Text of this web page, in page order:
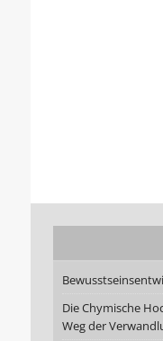
Die Chymische
Weg der